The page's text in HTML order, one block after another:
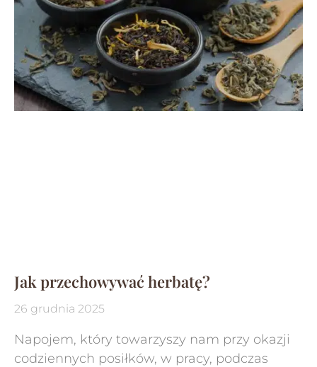
Jak przechowywać herbatę?
26 grudnia 2025
Napojem, który towarzyszy nam przy okazji
codziennych posiłków, w pracy, podczas